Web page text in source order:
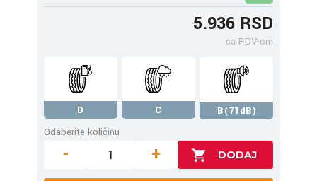
5.936 RSD
sa PDV-om
D C
B(71dB)
Odaberite količinu
- +